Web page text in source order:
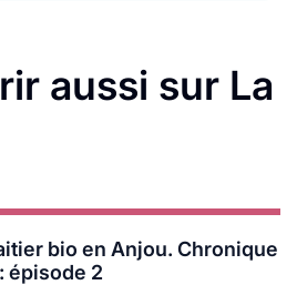
aussi sur La
bio en Anjou. Chronique
épisode 2